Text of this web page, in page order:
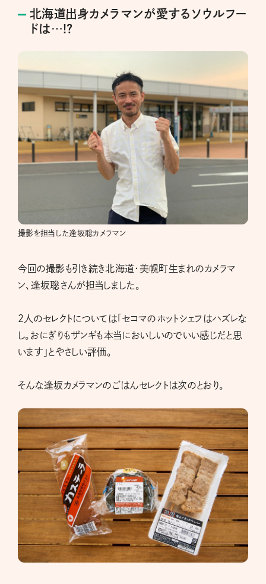
北海道出身カメラマンが愛するソウルフー
ドは…!?
撮影を担当した逢坂聡カメラマン
今回の撮影も引き続き北海道・美幌町生まれのカメラマ
ン、逢坂聡さんが担当しました。
2人のセレクトについては「セコマのホットシェフはハズレな
し。おにぎりもザンギも本当においしいのでいい感じだと思
います」とやさしい評価。
そんな逢坂カメラマンのごはんセレクトは次のとおり。